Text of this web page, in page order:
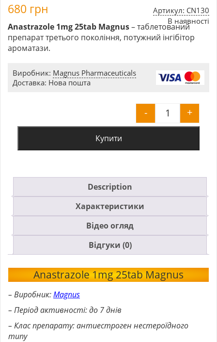
Артикул: CN130
В наявності
680 грн
Anastrazole 1mg 25tab Magnus– таблетований
препарат третього покоління, потужний інгібітор
ароматази.
Виробник: Magnus Pharmaceuticals
Доставка: Нова пошта
Anastrazole
- +
Купити
Description
Характеристики
Відео огляд
Відгуки (0)
Anastrazole 1mg 25tab Magnus
– Виробник:Magnus
– Період активності: до 7 днів
– Клас препарату: антиестроген нестероїдного
типу